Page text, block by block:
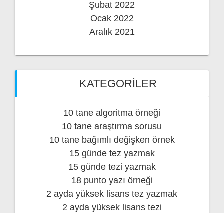
Şubat 2022
Ocak 2022
Aralık 2021
KATEGORILER
10 tane algoritma örneği
10 tane araştırma sorusu
10 tane bağımlı değişken örnek
15 günde tez yazmak
15 günde tezi yazmak
18 punto yazı örneği
2 ayda yüksek lisans tez yazmak
2 ayda yüksek lisans tezi